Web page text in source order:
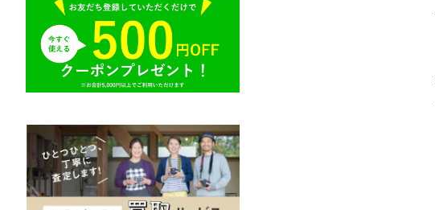
SONY（ソニー）
SIGMA（シグマ）
TAMRON（タムロン）
O（その他）